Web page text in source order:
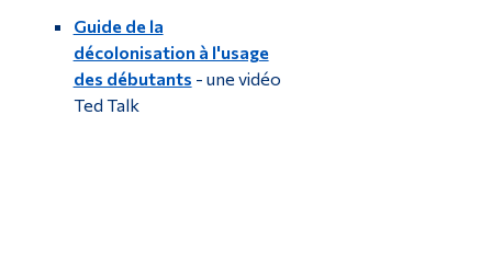
Guide de la
décolonisation à l'usage
des débutants - une vidéo
Ted Talk